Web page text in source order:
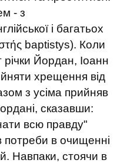
- з
і багатьох
baptistys). Коли
Йордан, Іоанн
хрещення від
з усіма прийняв
сказавши:
всю правду"
потреби в очищенні
Навпаки, стоячи в